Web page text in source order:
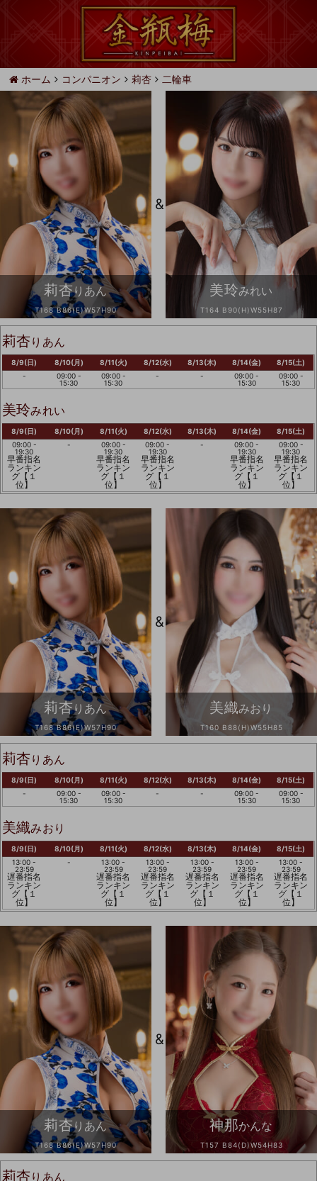
ホーム コンパニオン 莉杏 二輪車
莉杏りあん
T168 B86(E)W57H90
&
美玲みれい
T164 B90(H)W55H87
莉杏りあん
8/9(日)
-
8/10(月)
09:00 -
15:30
8/11(火)
09:00 -
15:30
8/12(水)
-
8/13(木)
-
8/14(金)
09:00 -
15:30
8/15(土)
09:00 -
15:30
美玲みれい
8/9(日)
09:00 -
19:30
早番指名
ランキン
グ【１
位】
8/10(月)
-
8/11(火)
09:00 -
19:30
早番指名
ランキン
グ【１
位】
8/12(水)
09:00 -
19:30
早番指名
ランキン
グ【１
位】
8/13(木)
-
8/14(金)
09:00 -
19:30
早番指名
ランキン
グ【１
位】
8/15(土)
09:00 -
19:30
早番指名
ランキン
グ【１
位】
莉杏りあん
T168 B86(E)W57H90
&
美織みおり
T160 B88(H)W55H85
莉杏りあん
8/9(日)
-
8/10(月)
09:00 -
15:30
8/11(火)
09:00 -
15:30
8/12(水)
-
8/13(木)
-
8/14(金)
09:00 -
15:30
8/15(土)
09:00 -
15:30
美織みおり
8/9(日)
13:00 -
23:59
遅番指名
ランキン
グ【１
位】
8/10(月)
-
8/11(火)
13:00 -
23:59
遅番指名
ランキン
グ【１
位】
8/12(水)
13:00 -
23:59
遅番指名
ランキン
グ【１
位】
8/13(木)
13:00 -
23:59
遅番指名
ランキン
グ【１
位】
8/14(金)
13:00 -
23:59
遅番指名
ランキン
グ【１
位】
8/15(土)
13:00 -
23:59
遅番指名
ランキン
グ【１
位】
莉杏りあん
T168 B86(E)W57H90
&
神那かんな
T157 B84(D)W54H83
莉杏りあん